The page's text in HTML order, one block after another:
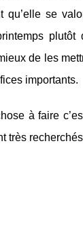
qu’elle se
de les
importants.
à faire
très